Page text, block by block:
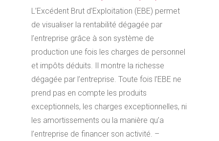
L’Excédent Brut d’Exploitation (EBE) permet
de visualiser la rentabilité dégagée par
l’entreprise grâce à son système de
production une fois les charges de personnel
et impôts déduits. Il montre la richesse
dégagée par l’entreprise. Toute fois l’EBE ne
prend pas en compte les produits
exceptionnels, les charges exceptionnelles, ni
les amortissements ou la manière qu’a
l’entreprise de financer son activité. –